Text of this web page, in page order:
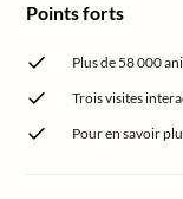
Points forts
Plus de 58 000
Trois visites
Pour en savoir